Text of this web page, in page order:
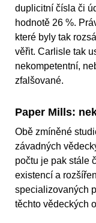
duplicitní čísla či
hodnotě 26 %.
které byly tak
věřit. Carlisle tak
nekompetentní,
zfalšované.
Paper Mills:
Obě zmíněné
závadných
počtu je pak stále
existencí a
specializovaných
těchto vědeckých